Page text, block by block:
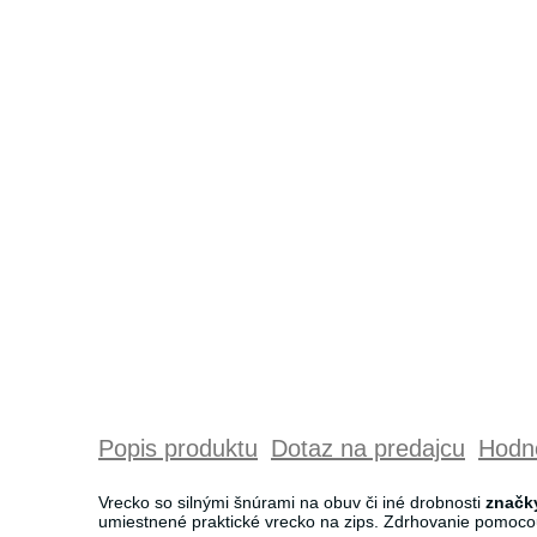
Popis produktu Dotaz na predajcu
Vrecko so silnými šnúrami na obuv či iné drobnosti
umiestnené praktické vrecko na zips. Zdrhovanie